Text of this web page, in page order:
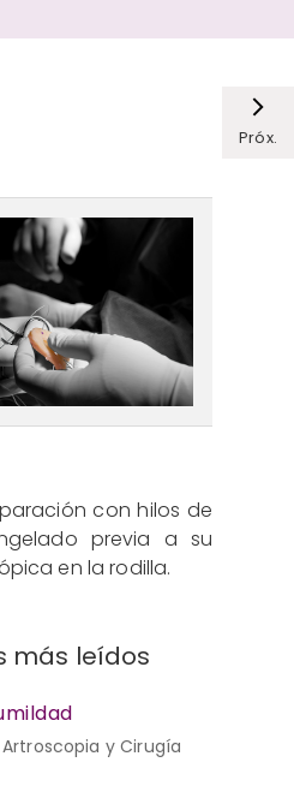
Próx.
fig1.jpg
con hilos de
previa a su
en la rodilla.
más leídos
y Cirugía